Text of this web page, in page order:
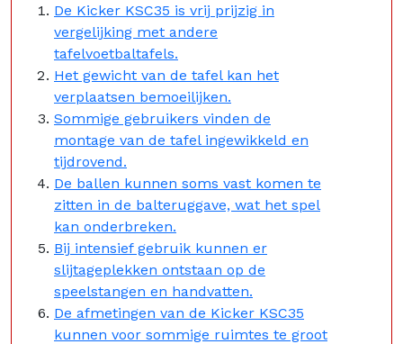
De Kicker KSC35 is vrij prijzig in
vergelijking met andere
tafelvoetbaltafels.
Het gewicht van de tafel kan het
verplaatsen bemoeilijken.
Sommige gebruikers vinden de
montage van de tafel ingewikkeld en
tijdrovend.
De ballen kunnen soms vast komen te
zitten in de balteruggave, wat het spel
kan onderbreken.
Bij intensief gebruik kunnen er
slijtageplekken ontstaan op de
speelstangen en handvatten.
De afmetingen van de Kicker KSC35
kunnen voor sommige ruimtes te groot